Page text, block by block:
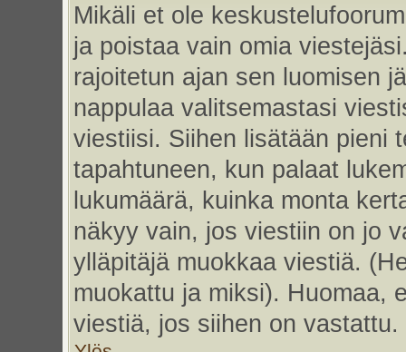
Mikäli et ole
ja poistaa vain omia
rajoitetun ajan sen luomisen
nappulaa valitsemastasi
viestiisi. Siihen lisätään pieni
tapahtuneen, kun palaat
lukumäärä, kuinka monta
näkyy vain, jos viestiin on jo
ylläpitäjä muokkaa viestiä.
muokattu ja miksi). Huomaa,
viestiä, jos siihen on vastattu.